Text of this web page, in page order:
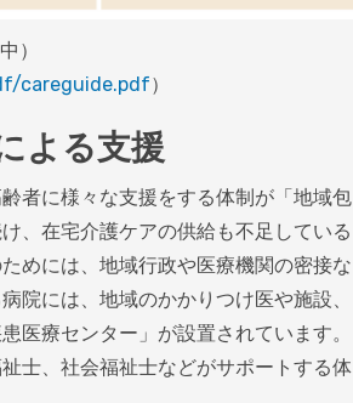
）
careguide.pdf）
よる支援
者に様々な支援をする体制が「地域包
、在宅介護ケアの供給も不足している
めには、地域行政や医療機関の密接な
院には、地域のかかりつけ医や施設、
医療センター」が設置されています。
士、社会福祉士などがサポートする体